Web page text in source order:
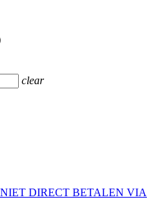
clear
DIRECT BETALEN VIA